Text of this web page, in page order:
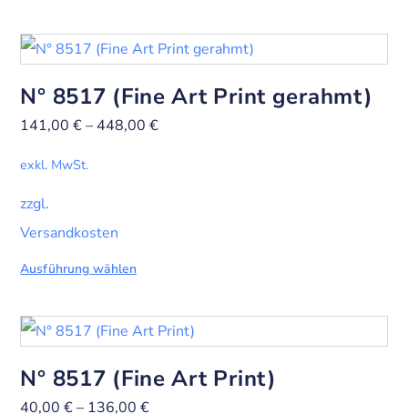
N° 8517 (Fine Art Print gerahmt)
141,00€– 448,00€
exkl. MwSt.
zzgl.
Versandkosten
Ausführung wählen
N° 8517 (Fine Art Print)
40,00€– 136,00€